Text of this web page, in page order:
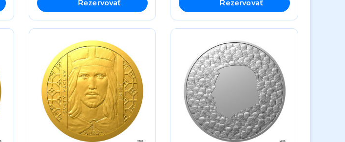
Rezervovať Rezervovať